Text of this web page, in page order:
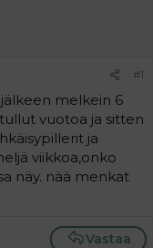
#1
melkein 6
vuotoa ja sitten
ja
viikkoa,onko
näy. nää menkat
Vastaa